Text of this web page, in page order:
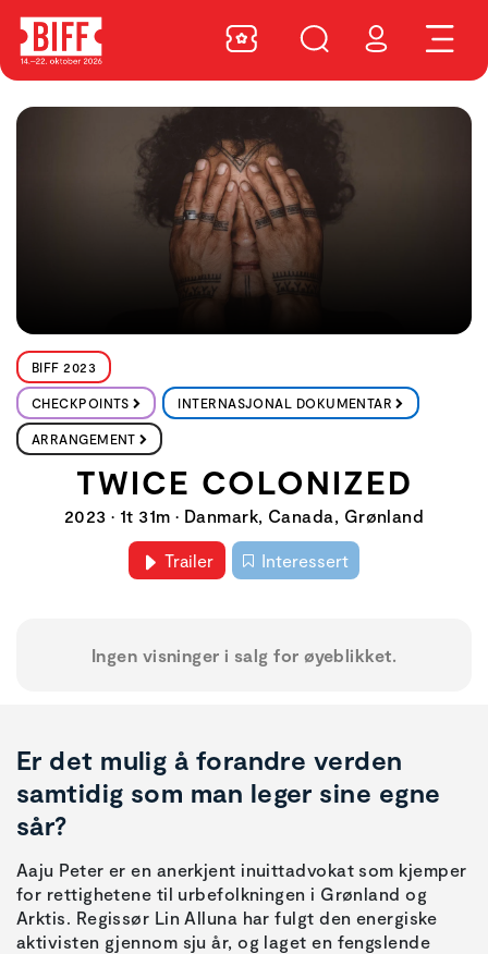
BIFF 2023
CHECKPOINTS INTERNASJONAL DOKUMENTAR
ARRANGEMENT
TWICE COLONIZED
2023 • 1t 31m • Danmark, Canada, Grønland
Trailer Interessert
Ingen visninger i salg for øyeblikket.
Er det mulig å forandre verden
samtidig som man leger sine egne
sår?
Aaju Peter er en anerkjent inuittadvokat som kjemper
for rettighetene til urbefolkningen i Grønland og
Arktis. Regissør Lin Alluna har fulgt den energiske
aktivisten gjennom sju år, og laget en fengslende